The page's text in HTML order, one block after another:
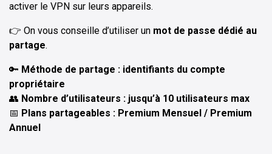
activer le VPN sur leurs appareils.
👉 On vous conseille d’utiliser un mot de passe dédié au
partage.
🔑 Méthode de partage : identifiants du compte
propriétaire
👥 Nombre d’utilisateurs : jusqu’à 10 utilisateurs max
📅 Plans partageables : Premium Mensuel / Premium
Annuel